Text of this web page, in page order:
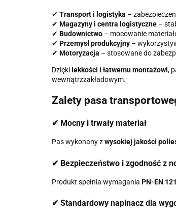
✔ Transport i logistyka –
✔ Magazyny i centra logistyczne –
✔ Budownictwo – mocowanie
✔ Przemysł produkcyjny –
✔ Motoryzacja – stosowane do
Dzięki lekkości i łatwemu montażowi,
wewnątrzzakładowym.
Zalety pasa
✔ Mocny i trwały materiał
Pas wykonany zwysokiej jakości
✔ Bezpieczeństwo i zgodność z
Produkt spełnia wymagania PN-EN
✔ Standardowy napinacz dla